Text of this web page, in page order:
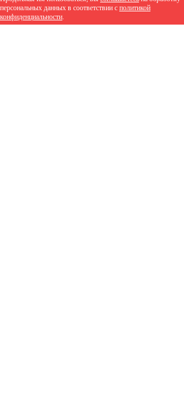
персональных данных в соответствии с политикой
конфиденциальности.